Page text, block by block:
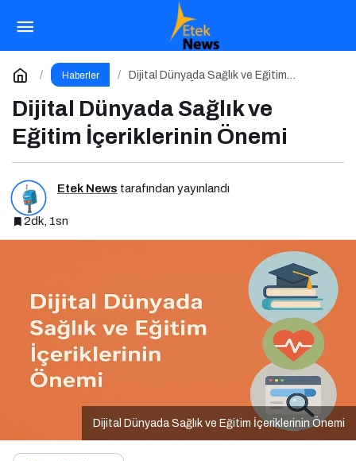
Haberler
Dijital Dünyada Sağlık ve Eğitim
Dijital Dünyada Sağlık ve
Eğitim İçeriklerinin Önemi
Etek News tarafından yayınlandı
2dk, 1sn
Dijital Dünyada Sağlık ve Eğitim İçeriklerinin Önemi
İçerik Ekosisteminde Öne Çıkan Platformlar
Yorum Yap